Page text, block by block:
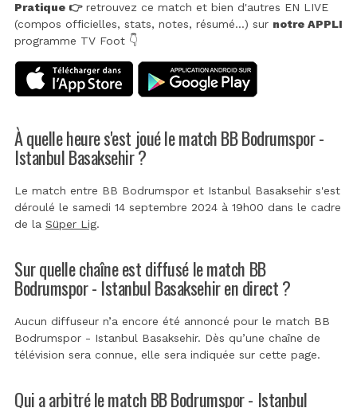
Pratique 👉retrouvez ce match et bien d'autres EN LIVE
(compos officielles, stats, notes, résumé...) sur notre APPLI
programme TV Foot 👇
À quelle heure s'est joué le match BB Bodrumspor -
Istanbul Basaksehir ?
Le match entre BB Bodrumspor et Istanbul Basaksehir s'est
déroulé le samedi 14 septembre 2024 à 19h00 dans le cadre
de la Süper Lig.
Sur quelle chaîne est diffusé le match BB
Bodrumspor - Istanbul Basaksehir en direct ?
Aucun diffuseur n’a encore été annoncé pour le match BB
Bodrumspor - Istanbul Basaksehir. Dès qu’une chaîne de
télévision sera connue, elle sera indiquée sur cette page.
Qui a arbitré le match BB Bodrumspor - Istanbul